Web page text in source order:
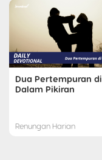
Dua Pertempuran di
Dalam Pikiran
Renungan Harian